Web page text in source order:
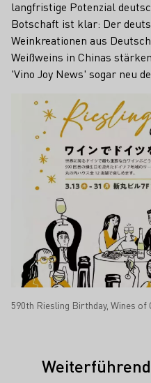
langfristige Potenzial
Botschaft ist klar: Der
Weinkreationen aus
Weißweins in Chinas
'Vino Joy News' sogar neu
590th Riesling Birthday, Wines of